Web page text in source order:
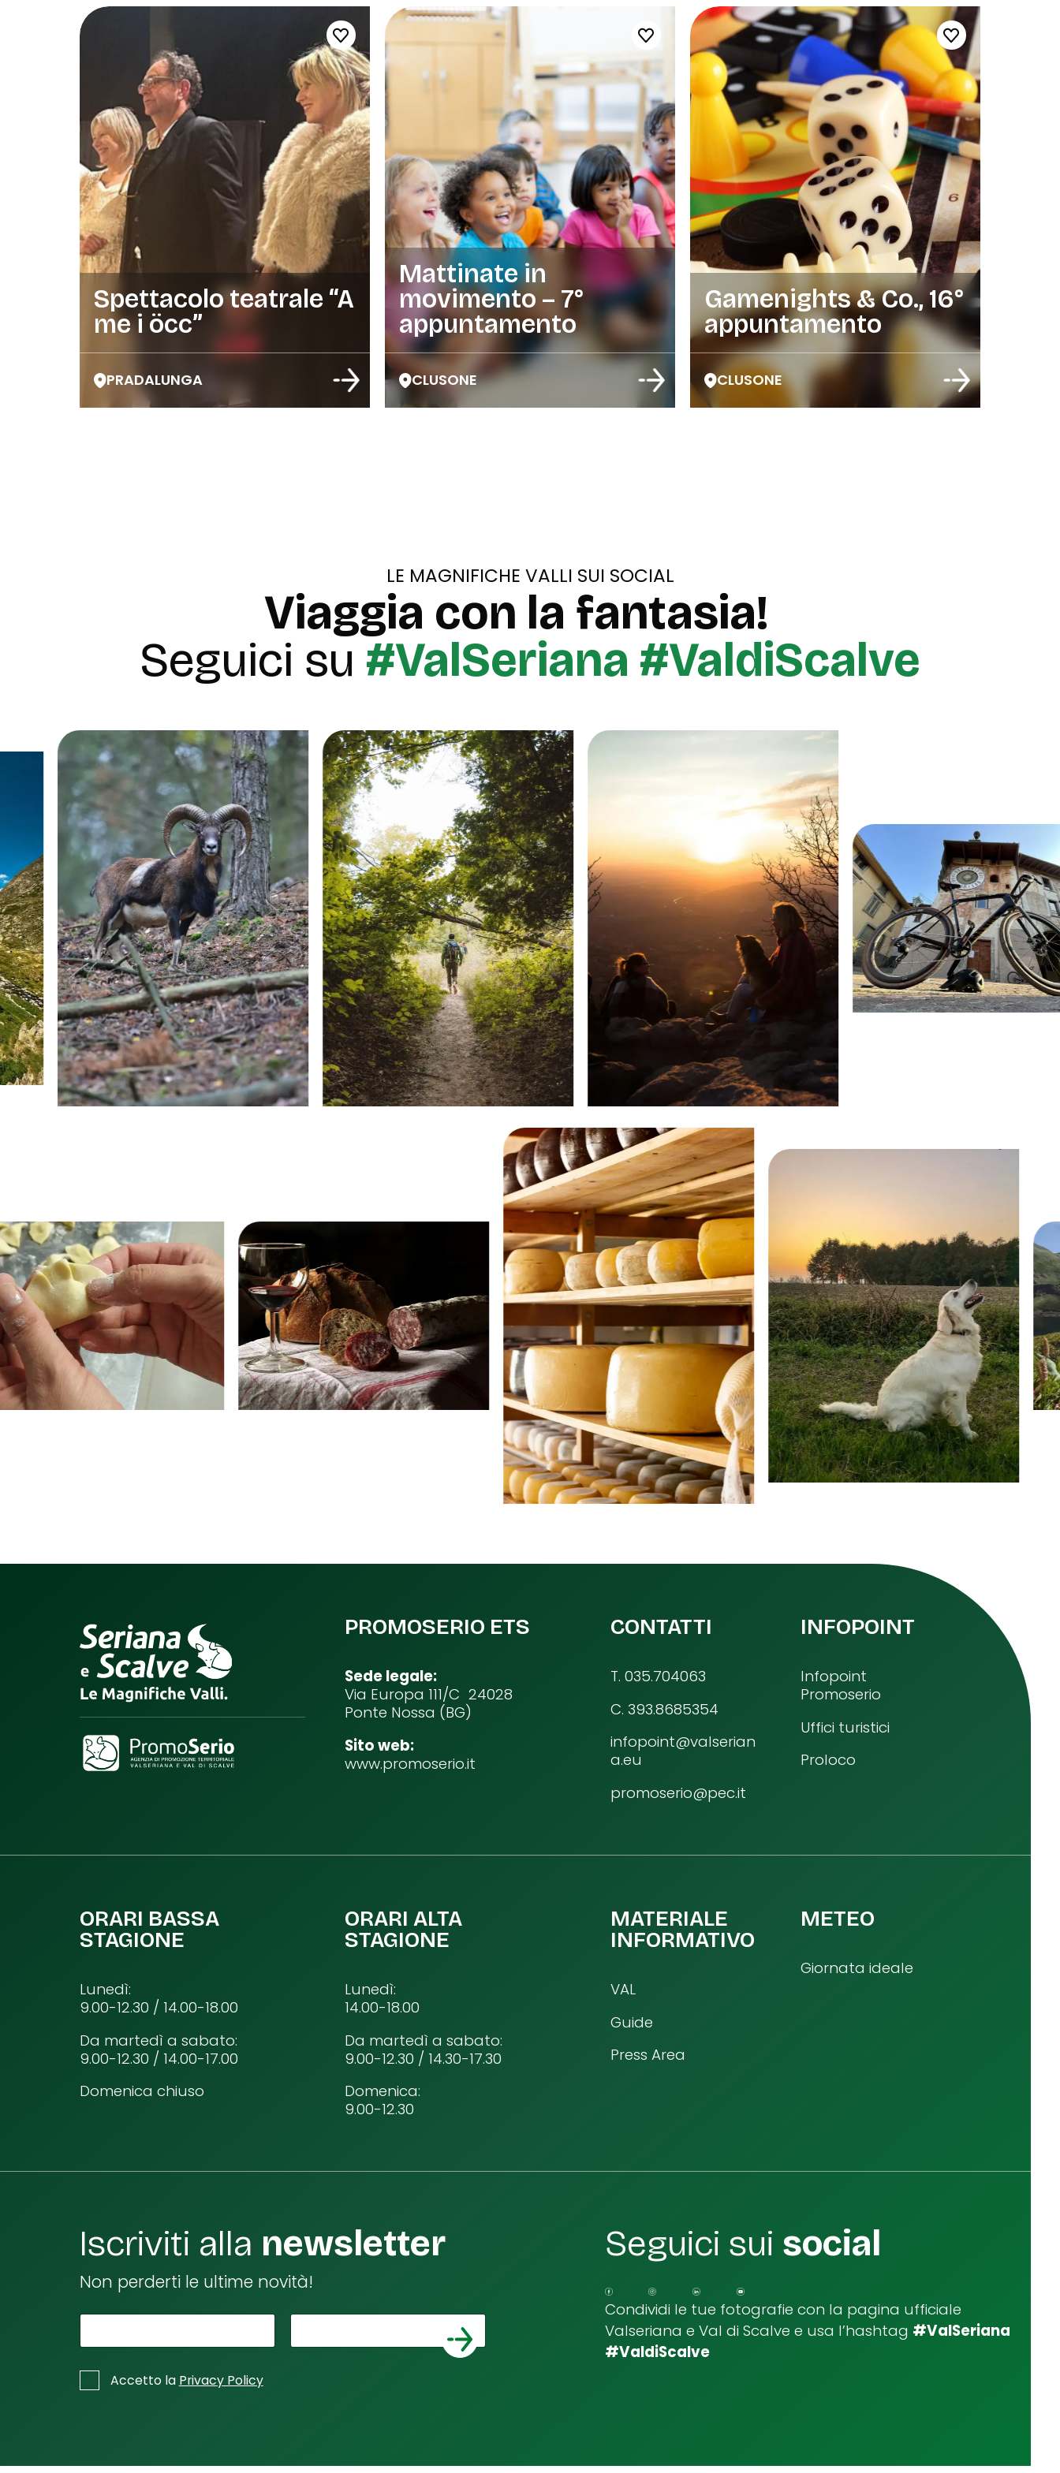
Spettacolo teatrale “A
me i öcc”
PRADALUNGA
Mattinate in
movimento – 7°
appuntamento
CLUSONE
Gamenights & Co., 16°
appuntamento
CLUSONE
LE MAGNIFICHE VALLI SUI SOCIAL
Viaggia con la fantasia!
Seguici su #ValSeriana #ValdiScalve
PROMOSERIO ETS
Sede legale:
Via Europa 111/C 24028
Ponte Nossa (BG)
Sito web:
www.promoserio.it
CONTATTI
T. 035.704063
C. 393.8685354
infopoint@valserian
a.eu
promoserio@pec.it
INFOPOINT
Infopoint
Promoserio
Uffici turistici
Proloco
ORARI BASSA
STAGIONE
Lunedì:
9.00-12.30 / 14.00-18.00
Da martedì a sabato:
9.00-12.30 / 14.00-17.00
Domenica chiuso
ORARI ALTA
STAGIONE
Lunedì:
14.00-18.00
Da martedì a sabato:
9.00-12.30 / 14.30-17.30
Domenica:
9.00-12.30
MATERIALE
INFORMATIVO
VAL
Guide
Press Area
METEO
Giornata ideale
Iscriviti alla newsletter
Non perderti le ultime novità!
tu
l
C
a
e
* Accetto la Privacy Policy
Seguici sui social
Condividi le tue fotografie con la pagina ufficiale
Valseriana e Val di Scalve e usa l’hashtag #ValSeriana
#ValdiScalve